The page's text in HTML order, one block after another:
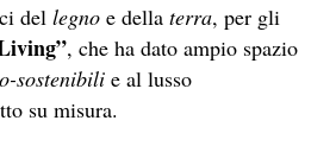
del legno e della terra, per gli
, che ha dato ampio spazio
sostenibili e al lusso
su misura.